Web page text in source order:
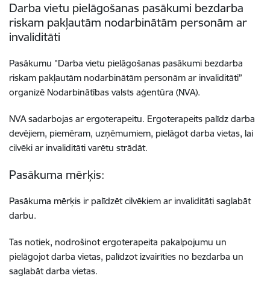
Darba vietu pielāgošanas pasākumi bezdarba
riskam pakļautām nodarbinātām personām ar
invaliditāti
Pasākumu "Darba vietu pielāgošanas pasākumi bezdarba
riskam pakļautām nodarbinātām personām ar invaliditāti”
organizē Nodarbinātības valsts aģentūra (NVA).
NVA sadarbojas ar ergoterapeitu. Ergoterapeits palīdz darba
devējiem, piemēram, uzņēmumiem, pielāgot darba vietas, lai
cilvēki ar invaliditāti varētu strādāt.
Pasākuma mērķis:
Pasākuma mērķis ir palīdzēt cilvēkiem ar invaliditāti saglabāt
darbu.
Tas notiek, nodrošinot ergoterapeita pakalpojumu un
pielāgojot darba vietas, palīdzot izvairīties no bezdarba un
saglabāt darba vietas.